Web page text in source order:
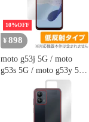
10%OFF
¥ 898
moto g53j 5G / moto
g53s 5G / moto g53y 5G
保護フィルム OverLay
Plus モトローラ スマホ
用フィルム アンチグレ
ア 反射防止 指紋防止